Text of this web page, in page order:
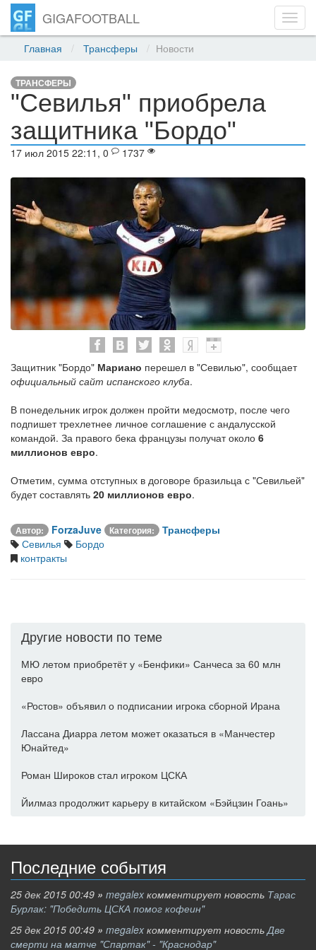
GIGAFOOTBALL
Главная Трансферы Новости
ТРАНСФЕРЫ
"Севилья" приобрела
защитника "Бордо"
17 июл 2015 22:11, 0 1737
Защитник "Бордо" Мариано перешел в "Севилью", сообщает
официальный сайт испанского клуба.
В понедельник игрок должен пройти медосмотр, после чего
подпишет трехлетнее личное соглашение с андалусской
командой. За правого бека французы получат около 6
миллионов евро.
Отметим, сумма отступных в договоре бразильца с "Севильей"
будет составлять 20 миллионов евро.
Автор: ForzaJuve Категория:
Трансферы
Севилья
Бордо
контракты
Другие новости по теме
МЮ летом приобретёт у «Бенфики» Санчеса за 60 млн
евро
«Ростов» объявил о подписании игрока сборной Ирана
Лассана Диарра летом может оказаться в «Манчестер
Юнайтед»
Роман Широков стал игроком ЦСКА
Йилмаз продолжит карьеру в китайском «Бэйцзин Гоань»
Последние события
25 дек 2015 00:49 » megalex комментирует новость Тарас
Бурлак: "Победить ЦСКА помог кофеин"
25 дек 2015 00:49 » megalex комментирует новостьДве
смерти на матче "Спартак" - "Краснодар"